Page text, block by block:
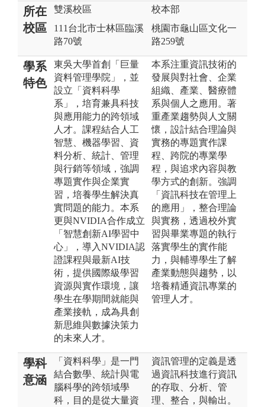
所在
校區
雙溪校區
111台北市士林區臨溪
路70號
校本部
桃園市龜山區文化一
路259號
學系
特色
東吳大學首創「巨量
資料管理學院」，並
設立「資料科學
系」，培育兼具科技
與應用能力的跨領域
人才。課程結合人工
智慧、機器學習、資
料分析、統計、管理
與行銷等領域，強調
專題實作與企業實
習，培養學生解決真
實問題的能力。本系
更與NVIDIA合作成立
「智慧創新AI學習中
心」，導入NVIDIA認
證課程與最新AI技
術，提供國際級學習
資源與實作環境，讓
學生在學期間就能與
產業接軌，成為具創
新思維與數據決策力
的未來人才。
本系注重資訊技術的
發展與對社會、企業
組織、產業、醫療體
系與個人之應用。著
重產業趨勢與人文關
懷，設計結合理論與
實務的專題實作課
程、跨院的專業學
程，與追求內容與教
學方式的創新。強調
「資訊科技在管理上
的應用」，整合理論
與實務，透過校外實
習與畢業專題的執行
落實學生的實作能
力，與輔導學生了解
產業動態與趨勢，以
培養精通資訊專業的
管理人才。
學科
意涵
「資料科學」是一門
結合數學、統計與電
腦科學的跨領域學
科，目的是從大量資
資訊管理的定義是透
過資訊科技進行資訊
的存取、分析、管
理、整合，與輸出。